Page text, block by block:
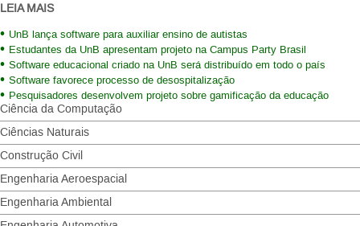
LEIA MAIS
UnB lança software para auxiliar ensino de autistas
Estudantes da UnB apresentam projeto na Campus Party Brasil
Software educacional criado na UnB será distribuído em todo o país
Software favorece processo de desospitalização
Pesquisadores desenvolvem projeto sobre gamificação da educação
Ciência da Computação
Ciências Naturais
Construção Civil
Engenharia Aeroespacial
Engenharia Ambiental